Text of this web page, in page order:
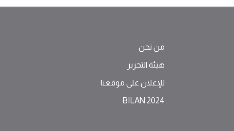
من نحن
هيئة التحرير
للإعلان على موقعنا
BILAN 2024